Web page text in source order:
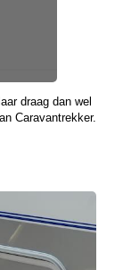
draag dan wel
Caravantrekker.